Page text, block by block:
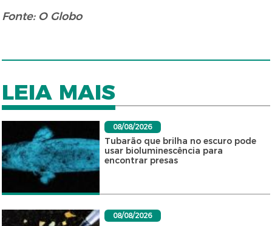
Fonte: O Globo
LEIA MAIS
08/08/2026
Tubarão que brilha no escuro pode
usar bioluminescência para
encontrar presas
08/08/2026